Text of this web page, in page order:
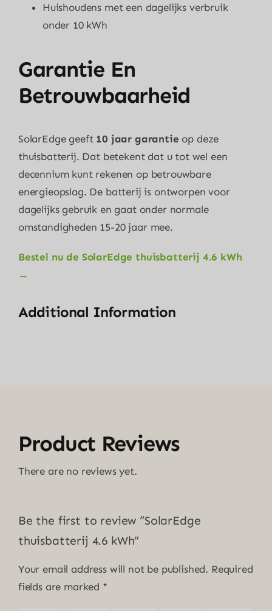
Huishoudens met een dagelijks verbruik
onder 10 kWh
Garantie En
Betrouwbaarheid
SolarEdge geeft 10 jaar garantie op deze
thuisbatterij. Dat betekent dat u tot wel een
decennium kunt rekenen op betrouwbare
energieopslag. De batterij is ontworpen voor
dagelijks gebruik en gaat onder normale
omstandigheden 15-20 jaar mee.
Bestel nu de SolarEdge thuisbatterij 4.6 kWh
→
Additional Information
Product Reviews
There are no reviews yet.
Be the first to review “SolarEdge
thuisbatterij 4.6 kWh”
Your email address will not be published. Required
fields are marked *